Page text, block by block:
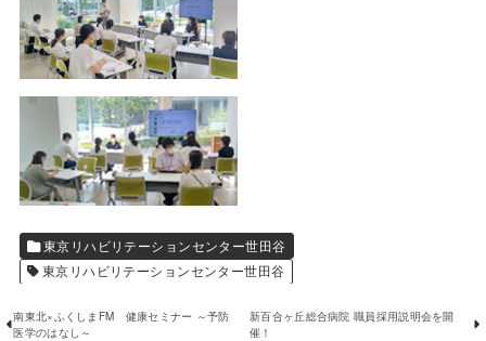
東京リハビリテーションセンター世田谷
東京リハビリテーションセンター世田谷
南東北×ふくしまFM 健康セミナー ～予防
医学のはなし～
新百合ヶ丘総合病院 職員採用説明会を開
催！